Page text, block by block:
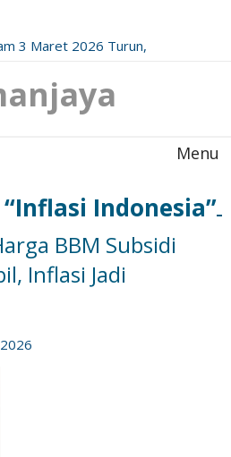
3 Maret 2026 Turun,
Menu
Indonesia”
BBM Subsidi
Inflasi Jadi